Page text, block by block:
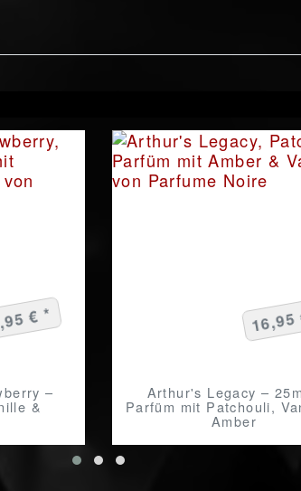
–
&
€ *
Arthur's Legacy –
Parfüm mit Patchouli,
Amber